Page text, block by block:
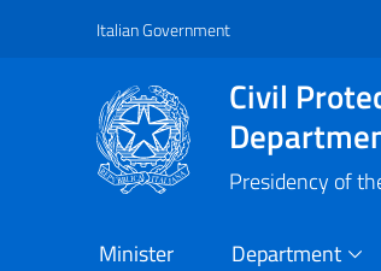
Vai al contenuto principale
Raggiungi il piè di pagina
Italian Government
Civil
Presidency of
Minister Department